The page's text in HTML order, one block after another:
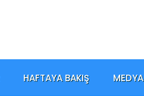
HAFTAYA BAKIŞ MEDYA